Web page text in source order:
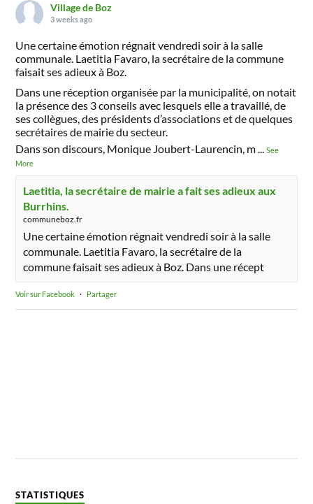
Village de Boz
3 weeks ago
Une certaine émotion régnait vendredi soir à la salle
communale. Laetitia Favaro, la secrétaire de la commune
faisait ses adieux à Boz.
Dans une réception organisée par la municipalité, on notait
la présence des 3 conseils avec lesquels elle a travaillé, de
ses collègues, des présidents d’associations et de quelques
secrétaires de mairie du secteur.
Dans son discours, Monique Joubert-Laurencin, m
...See
More
Laetitia, la secrétaire de mairie a fait ses adieux aux
Burrhins.
communeboz.fr
Une certaine émotion régnait vendredi soir à la salle
communale. Laetitia Favaro, la secrétaire de la
commune faisait ses adieux à Boz. Dans une récept
Voir sur Facebook · Partager
STATISTIQUES